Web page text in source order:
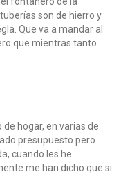
son de hierro y
Que va a mandar al
que mientras tanto...
hogar, en varias de
presupuesto pero
cuando les he
me han dicho que si